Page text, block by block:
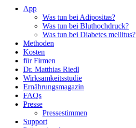
App
Was tun bei Adipositas?
Was tun bei Bluthochdruck?
Was tun bei Diabetes mellitus?
Methoden
Kosten
für Firmen
Dr. Matthias Riedl
Wirksamkeitsstudie
Ernährungsmagazin
FAQs
Presse
Pressestimmen
Support